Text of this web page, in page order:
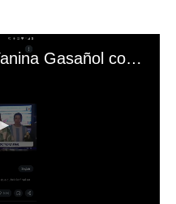
El mal momento de Yanina Gasañol con un hincha argentino en "Subrayado"